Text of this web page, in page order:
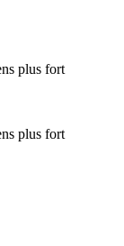
plus fort
plus fort